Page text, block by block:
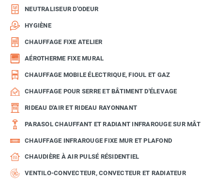
NEUTRALISEUR D'ODEUR
HYGIÈNE
CHAUFFAGE FIXE ATELIER
AÉROTHERME FIXE MURAL
CHAUFFAGE MOBILE ÉLECTRIQUE, FIOUL ET GAZ
CHAUFFAGE POUR SERRE ET BÂTIMENT D'ÉLEVAGE
RIDEAU D'AIR ET RIDEAU RAYONNANT
PARASOL CHAUFFANT ET RADIANT INFRAROUGE SUR MÂT
CHAUFFAGE INFRAROUGE FIXE MUR ET PLAFOND
CHAUDIÈRE À AIR PULSÉ RÉSIDENTIEL
VENTILO-CONVECTEUR, CONVECTEUR ET RADIATEUR